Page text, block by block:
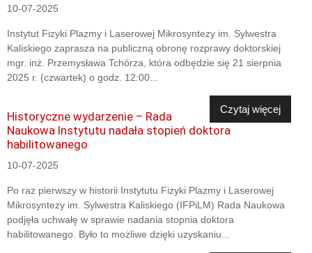
10-07-2025
Instytut Fizyki Plazmy i Laserowej Mikrosyntezy im. Sylwestra
Kaliskiego zaprasza na publiczną obronę rozprawy doktorskiej
mgr. inż. Przemysława Tchórza, która odbędzie się 21 sierpnia
2025 r. (czwartek) o godz. 12:00...
Czytaj więcej
Historyczne wydarzenie – Rada
Naukowa Instytutu nadała stopień doktora
habilitowanego
10-07-2025
Po raz pierwszy w historii Instytutu Fizyki Plazmy i Laserowej
Mikrosyntezy im. Sylwestra Kaliskiego (IFPiLM) Rada Naukowa
podjęła uchwałę w sprawie nadania stopnia doktora
habilitowanego. Było to możliwe dzięki uzyskaniu...